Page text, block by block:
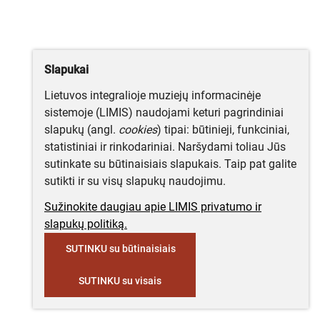
Slapukai
Lietuvos integralioje muziejų informacinėje
sistemoje (LIMIS) naudojami keturi pagrindiniai
slapukų (angl. cookies) tipai: būtinieji, funkciniai,
statistiniai ir rinkodariniai. Naršydami toliau Jūs
sutinkate su būtinaisiais slapukais. Taip pat galite
sutikti ir su visų slapukų naudojimu.
Sužinokite daugiau apie LIMIS privatumo ir
slapukų politiką.
SUTINKU su būtinaisiais
SUTINKU su visais